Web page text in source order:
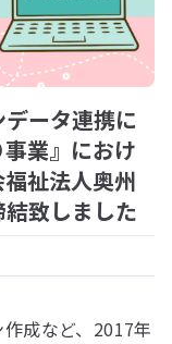
ータ連携に
業』におけ
祉法人奥州
致しました
成など、2017年